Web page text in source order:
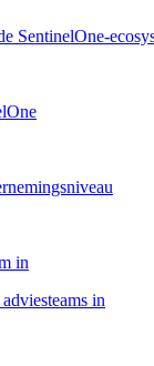
SentinelOne-
in
in